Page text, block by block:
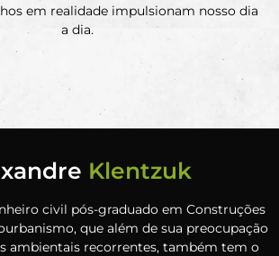
em realidade impulsionam nosso dia
a dia.
Klentzuk
civil pós-graduado em Construções
que além de sua preocupação
ambientais recorrentes, também tem o